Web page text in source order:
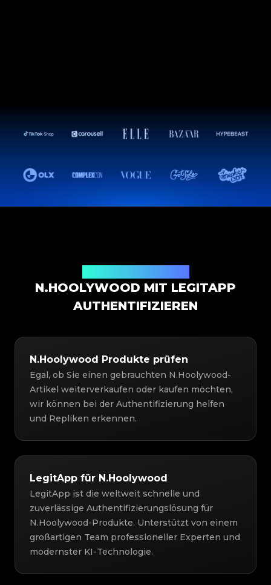
N.HOOLYWOOD MIT LEGITAPP
AUTHENTIFIZIEREN
N.Hoolywood Produkte prüfen
Egal, ob Sie einen gebrauchten N.Hoolywood-
Artikel weiterverkaufen oder kaufen möchten,
wir können bei der Authentifizierung helfen
und Repliken erkennen.
LegitApp für N.Hoolywood
LegitApp ist die weltweit schnelle und
zuverlässige Authentifizierungslösung für
N.Hoolywood-Produkte. Unterstützt von einem
großartigen Team professioneller Experten und
modernster KI-Technologie.